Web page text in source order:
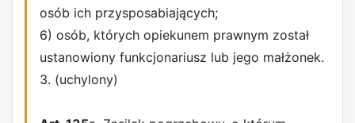
osób ich przysposabiających;
6) osób, których opiekunem prawnym został
ustanowiony funkcjonariusz lub jego małżonek.
3. (uchylony)